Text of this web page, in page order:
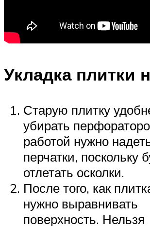
Укладка плитки
Старую плитку
убирать
работой нужно
перчатки, поскольку
отлетать осколки.
После того, как
нужно выравнивать
поверхность. Нельзя